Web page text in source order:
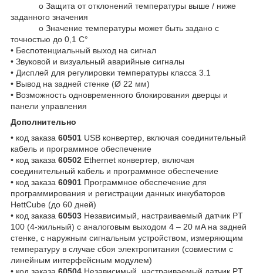
o Защита от отклонений температуры выше / ниже
заданного значения
o Значение температуры может быть задано с
точностью до 0,1 С°
• Беспотенциальный выход на сигнал
• Звуковой и визуальный аварийные сигналы
• Дисплей для регулировки температуры класса 3.1
• Вывод на задней стенке (Ø 22 мм)
• Возможность одновременного блокирования дверцы и
панели управления
Дополнительно
• код заказа 60501 USB конвертер, включая соединительный
кабель и программное обеспечение
• код заказа 60502 Ethernet конвертер, включая
соединительный кабель и программное обеспечение
• код заказа 60901 Программное обеспечение для
программирования и регистрации данных инкубаторов
HettCube (до 60 дней)
• код заказа 60503 Независимый, настраиваемый датчик PT
100 (4-жильный) с аналоговым выходом 4 – 20 мA на задней
стенке, с наружным сигнальным устройством, измеряющим
температуру в случае сбоя электропитания (совместим с
линейным интерфейсным модулем)
• код заказа 60504 Независимый, настраиваемый датчик PT